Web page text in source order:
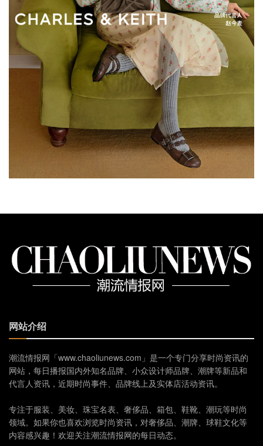
网站介绍
潮流情报网「www.chaoliunews.com」是一个专门分享时尚资讯的
网站，每日播报国内外知名品牌、小众设计师品牌、潮牌等新品和
代言人资讯，近期时尚事件、品牌线上及实体店活动资讯。
专注于服装、美妆、珠宝名表、奢侈品、箱包、鞋靴、潮玩等时尚
领域。如果你也喜欢浏览时尚资讯，对奢侈品、潮牌、球鞋文化等
内容感兴趣！欢迎关注潮流情报网的每日动态。